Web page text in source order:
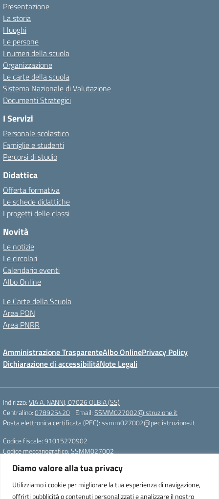
Diamo valore alla tua privacy
Utilizziamo i cookie per migliorare la tua esperienza di navigazione,
offrirti pubblicità o contenuti personalizzati e analizzare il nostro
Presentazione
La storia
I luoghi
Le persone
I numeri della scuola
Organizzazione
Le carte della scuola
Sistema Nazionale di Valutazione
Documenti Strategici
I Servizi
Personale scolastico
Famiglie e studenti
Percorsi di studio
Didattica
Offerta formativa
Le schede didattiche
I progetti delle classi
Novità
Le notizie
Le circolari
Calendario eventi
Albo Online
Le Carte della Scuola
Area PON
Area PNRR
Amministrazione TrasparenteAlbo OnlinePrivacy Policy
Dichiarazione di accessibilitàNote Legali
Indirizzo:VIA A. NANNI, 07026 OLBIA (SS)
Centralino:078925420 Email:SSMM027002@istruzione.it
Posta elettronica certificata (PEC):ssmm027002@pec.istruzione.it
Codice fiscale: 91015270902
Codice meccanografico:SSMM027002
Scuola secondaria di primo grado “Ettore Pais”
SSMM027002@istruzione.it